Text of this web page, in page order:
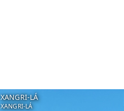
XANGRI-LÁ
XANGRI-LÁ